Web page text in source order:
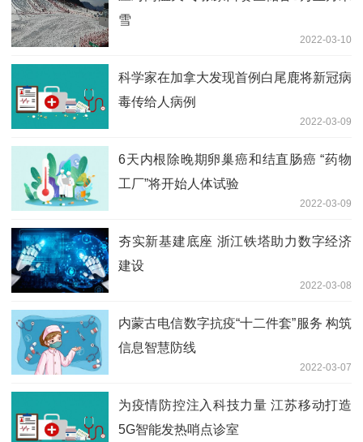
雪
2022-03-10
科学家在加拿大发现首例白尾鹿将新冠病
毒传给人病例
2022-03-09
6天内根除晚期卵巢癌和结直肠癌 “药物
工厂”将开始人体试验
2022-03-09
夯实新基建底座 浙江铁塔助力数字经济
建设
2022-03-08
内蒙古电信数字抗疫“十二件套”服务 构筑
信息智慧防线
2022-03-07
为疫情防控注入科技力量 江苏移动打造
5G智能发热哨点诊室